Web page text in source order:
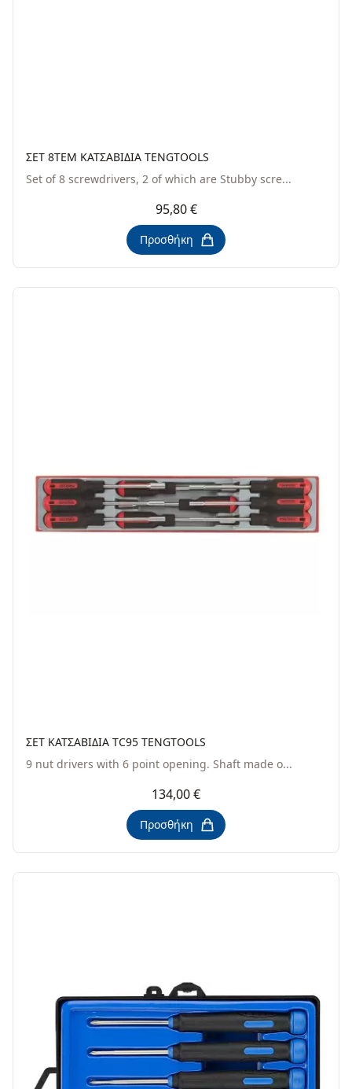
ΣΕΤ 8ΤΕΜ ΚΑΤΣΑΒΙΔΙΑ TENGTOOLS
Set of 8 screwdrivers, 2 of which are Stubby scre...
95,80 €
Προσθήκη
ΣΕΤ ΚΑΤΣΑΒΙΔΙΑ TC95 TENGTOOLS
9 nut drivers with 6 point opening. Shaft made o...
134,00 €
Προσθήκη